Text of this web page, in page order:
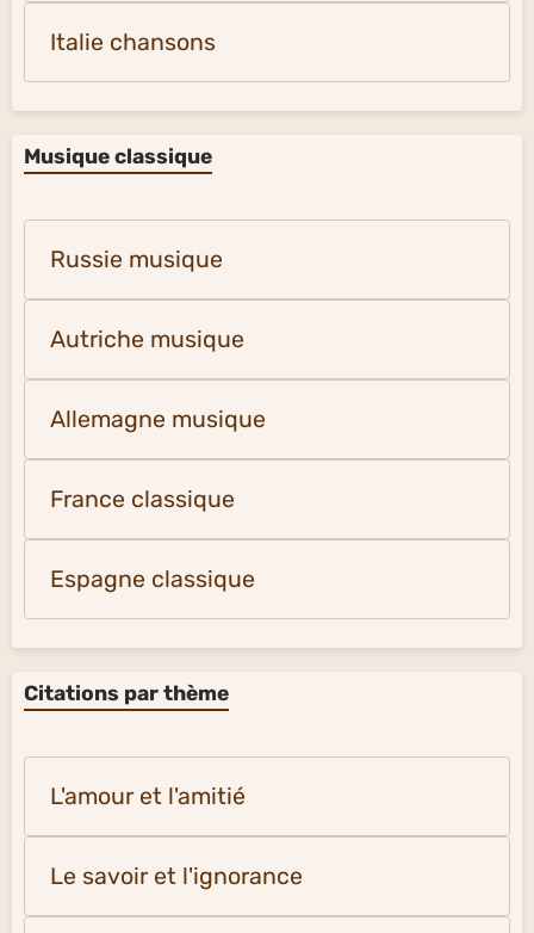
Italie chansons
Musique classique
Russie musique
Autriche musique
Allemagne musique
France classique
Espagne classique
Citations par thème
L'amour et l'amitié
Le savoir et l'ignorance